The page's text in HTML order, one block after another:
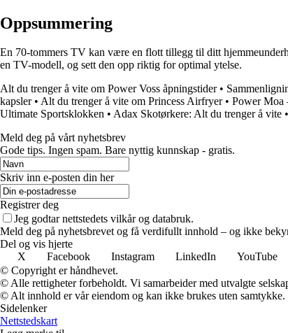
Oppsummering
En 70-tommers TV kan være en flott tillegg til ditt
en TV-modell, og sett den opp riktig for optimal ytelse.
Alt du trenger å vite om Power Voss åpningstider•
kapsler• Alt du trenger å vite om Princess Airfryer• Power Moa
Ultimate Sportsklokken • Adax Skotørkere: Alt du trenger å vite •
Meld deg på vårt nyhetsbrev
Gode ​​tips. Ingen spam. Bare nyttig kunnskap - gratis.
Skriv inn e-posten din her
Registrer deg
Jeg godtar nettstedets vilkår og databruk.
Meld deg på nyhetsbrevet og få verdifullt innhold – og ikke
Del og vis hjerte
X
Facebook Instagram LinkedIn YouTube
© Copyright er håndhevet.
© Alle rettigheter forbeholdt. Vi samarbeider med utvalgte
© Alt innhold er vår eiendom og kan ikke brukes uten
Sidelenker
Nettstedskart